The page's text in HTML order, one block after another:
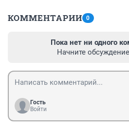
КОММЕНТАРИИ 0
Пока нет ни одного
Начните
Гость
Войти